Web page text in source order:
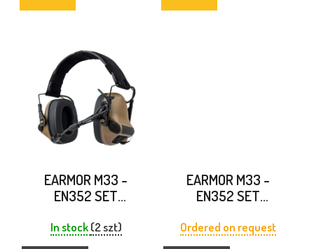
Ó
EARMOR M33 -
EN352 SET
In stock(2 szt)
EARMOR M33 -
EN352 SET
Ordered on request